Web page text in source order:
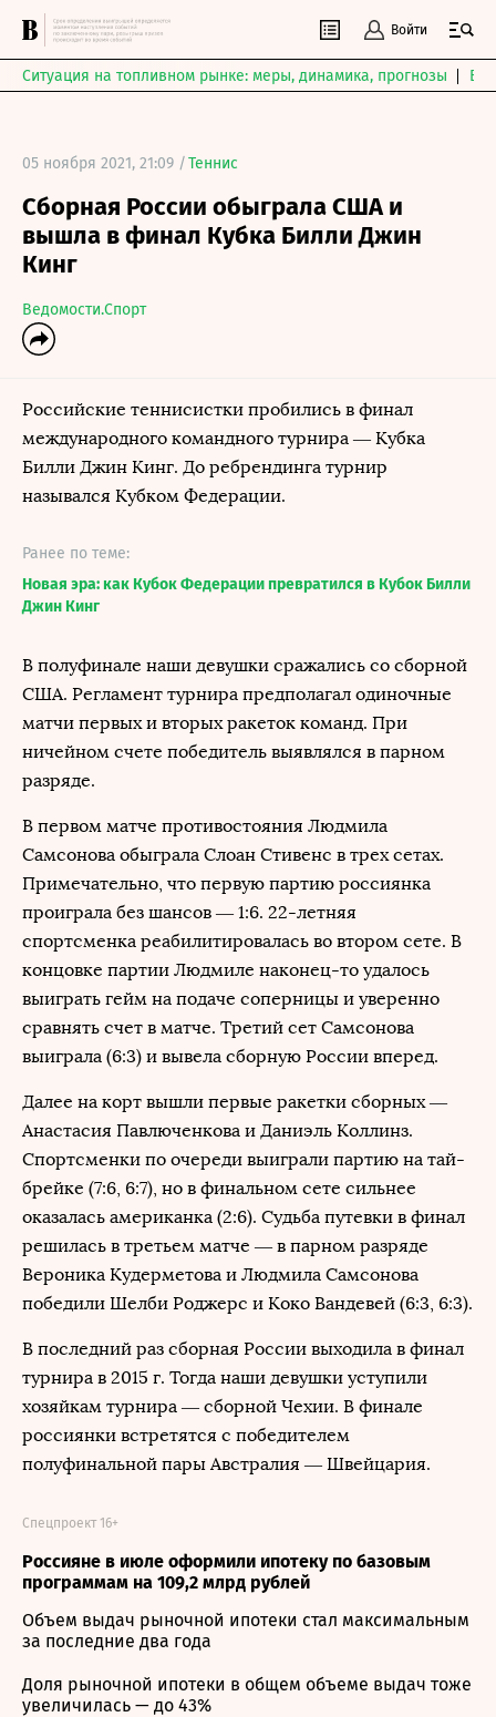
Войти
Ситуация на топливном рынке: меры, динамика, прогнозы
05 ноября 2021, 21:09 /Теннис
Сборная России обыграла США и
вышла в финал Кубка Билли Джин
Кинг
Ведомости.Спорт
Российские теннисистки пробились в финал
международного командного турнира — Кубка
Билли Джин Кинг. До ребрендинга турнир
назывался Кубком Федерации.
Ранее по теме:
Новая эра: как Кубок Федерации превратился в Кубок Билли
Джин Кинг
В полуфинале наши девушки сражались со сборной
США. Регламент турнира предполагал одиночные
матчи первых и вторых ракеток команд. При
ничейном счете победитель выявлялся в парном
разряде.
В первом матче противостояния Людмила
Самсонова обыграла Слоан Стивенс в трех сетах.
Примечательно, что первую партию россиянка
проиграла без шансов — 1:6. 22-летняя
спортсменка реабилитировалась во втором сете. В
концовке партии Людмиле наконец-то удалось
выиграть гейм на подаче соперницы и уверенно
сравнять счет в матче. Третий сет Самсонова
выиграла (6:3) и вывела сборную России вперед.
Далее на корт вышли первые ракетки сборных —
Анастасия Павлюченкова и Даниэль Коллинз.
Спортсменки по очереди выиграли партию на тай-
брейке (7:6, 6:7), но в финальном сете сильнее
оказалась американка (2:6). Судьба путевки в финал
решилась в третьем матче — в парном разряде
Вероника Кудерметова и Людмила Самсонова
победили Шелби Роджерс и Коко Вандевей (6:3, 6:3).
В последний раз сборная России выходила в финал
турнира в 2015 г. Тогда наши девушки уступили
хозяйкам турнира — сборной Чехии. В финале
россиянки встретятся с победителем
полуфинальной пары Австралия — Швейцария.
Россияне в июле оформили ипотеку по базовым
программам на 109,2 млрд рублей
Спецпроект 16+
Объем выдач рыночной ипотеки стал максимальным
за последние два года
Доля рыночной ипотеки в общем объеме выдач тоже
увеличилась — до 43%